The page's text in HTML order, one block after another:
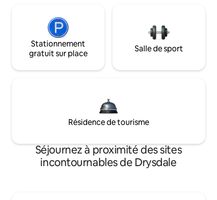
Stationnement
gratuit sur place
Salle de sport
Résidence de tourisme
Séjournez à proximité des sites
incontournables de Drysdale